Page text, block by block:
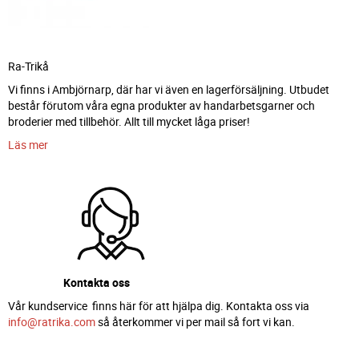
Ra-Trikå
Vi finns i Ambjörnarp, där har vi även en lagerförsäljning. Utbudet
består förutom våra egna produkter av handarbetsgarner och
broderier med tillbehör. Allt till mycket låga priser!
Läs mer
Kontakta oss
Vår kundservice finns här för att hjälpa dig. Kontakta oss via
info@ratrika.comså återkommer vi per mail så fort vi kan.